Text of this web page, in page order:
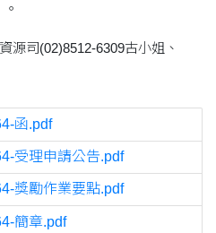
司(02)8512-6309古小姐、
函.pdf
受理申請公告.pdf
獎勵作業要點.pdf
簡章.pdf